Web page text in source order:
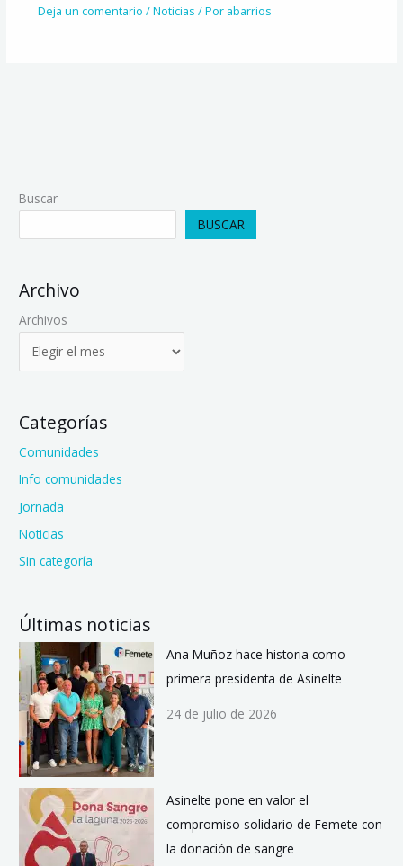
Deja un comentario /Noticias / Por abarrios
Buscar
BUSCAR
Archivo
Archivos
Categorías
Comunidades
Info comunidades
Jornada
Noticias
Sin categoría
Últimas noticias
Ana Muñoz hace historia como
primera presidenta de Asinelte
24 de julio de 2026
Asinelte pone en valor el
compromiso solidario de Femete con
la donación de sangre